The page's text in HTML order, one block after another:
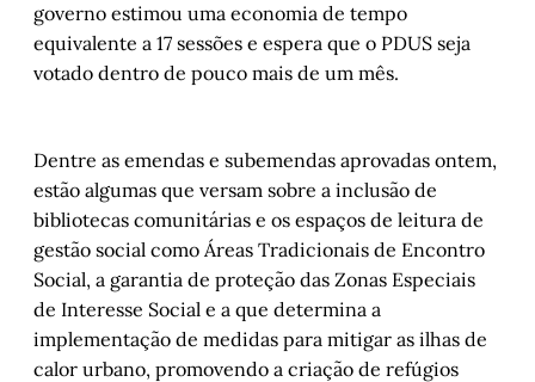
governo estimou uma economia de tempo
equivalente a 17 sessões e espera que o PDUS seja
votado dentro de pouco mais de um mês.
Dentre as emendas e subemendas aprovadas ontem,
estão algumas que versam sobre a inclusão de
bibliotecas comunitárias e os espaços de leitura de
gestão social como Áreas Tradicionais de Encontro
Social, a garantia de proteção das Zonas Especiais
de Interesse Social e a que determina a
implementação de medidas para mitigar as ilhas de
calor urbano, promovendo a criação de refúgios